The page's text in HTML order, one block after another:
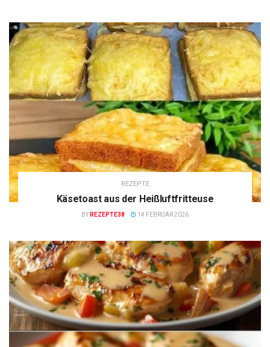
REZEPTE
Käsetoast aus der Heißluftfritteuse
BY REZEPTE38 14 FEBRUAR 2026